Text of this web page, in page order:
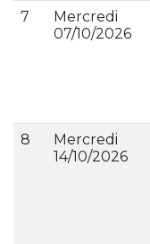
7
Mercredi
07/10/2026
8
Mercredi
14/10/2026